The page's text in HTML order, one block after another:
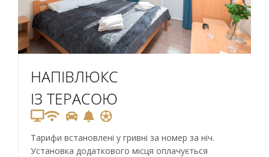
НАПІВЛЮКС
ІЗ ТЕРАСОЮ
Тарифи встановлені у гривні за номер за ніч.
Установка додаткового місця оплачується